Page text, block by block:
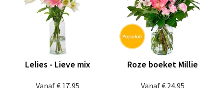
Vanaf€ 17,95
Lelies - Lieve mix
Vanaf€ 24,95
Roze boeket Millie